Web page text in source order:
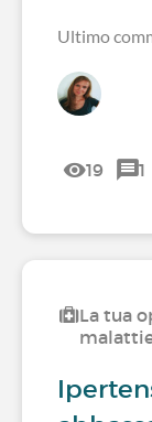
Ultimo
19 1
La tua